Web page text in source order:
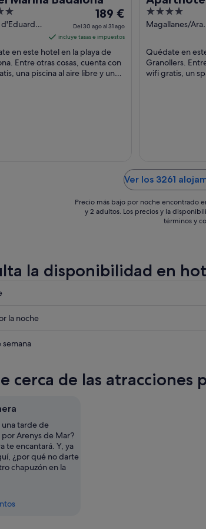
El
precio
es
de
189 €
por
189 €
Del 30 ago al 31 ago
incluye tasas e impuestos
en este hotel en la playa de
Entre otras cosas, cuenta con
una piscina al aire libre y un
4
out
5
Magallanes/
Quédate en
Granollers.
wifi gratis, un
Ver los 3261
Precio más bajo por noche encontrado
y 2 adultos. Los precios y la
términos y
la disponibilidad en
la noche
semana
cerca de las atracciones
una tarde de
Arenys de Mar?
te encantará. Y, ya
¿por qué no darte
chapuzón en la